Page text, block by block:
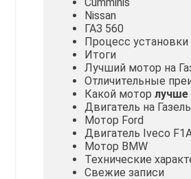
Nissan
ГАЗ 560
Процесс
Итоги
Лучший мотор на
Отличительные
Какой мотор лучше
Двигатель на
Мотор Ford
Двигатель Iveco
Мотор BMW
Технические
Свежие записи